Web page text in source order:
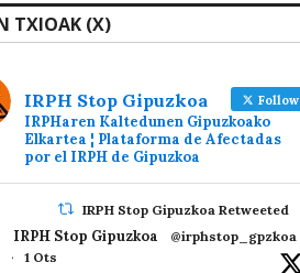
TXIOAK (X)
IRPH Stop Gipuzkoa Follow
IRPHaren Kaltedunen Gipuzkoako
Elkartea ¦ Plataforma de Afectadas
por el IRPH de Gipuzkoa
IRPH Stop Gipuzkoa Retweeted
IRPH Stop Gipuzkoa
@irphstop_gpzkoa
·
1 Ots